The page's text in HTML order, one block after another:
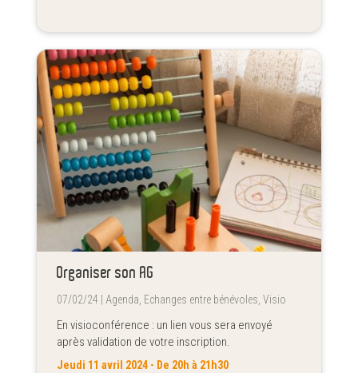
Organiser son AG
07/02/24 | Agenda Echanges entre bénévoles Visio
En visioconférence : un lien vous sera envoyé
après validation de votre inscription.
Jeudi 11 avril 2024 - De 20h à 21h30